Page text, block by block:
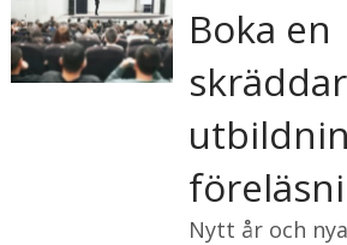
Boka en
Nytt år och